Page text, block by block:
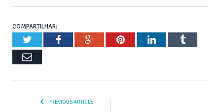
COMPARTILHAR:
TwitterFacebookGoogle+PinterestLinkedInTumblr
Email
PREVIOUS ARTICLE